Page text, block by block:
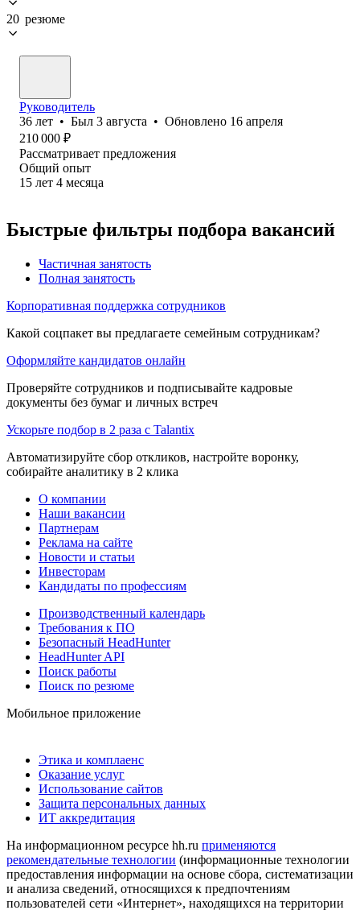
20 резюме
Руководитель
36 лет • Был 3 августа • Обновлено 16 апреля
210 000 ₽
Рассматривает предложения
Общий опыт
15 лет 4 месяца
Быстрые фильтры подбора вакансий
Частичная занятость
Полная занятость
Корпоративная поддержка сотрудников
Какой соцпакет вы предлагаете семейным сотрудникам?
Оформляйте кандидатов онлайн
Проверяйте сотрудников и подписывайте кадровые
документы без бумаг и личных встреч
Ускорьте подбор в 2 раза с Talantix
Автоматизируйте сбор откликов, настройте воронку,
собирайте аналитику в 2 клика
О компании
Наши вакансии
Партнерам
Реклама на сайте
Новости и статьи
Инвесторам
Кандидаты по профессиям
Производственный календарь
Требования к ПО
Безопасный HeadHunter
HeadHunter API
Поиск работы
Поиск по резюме
Мобильное приложение
Этика и комплаенс
Оказание услуг
Использование сайтов
Защита персональных данных
ИТ аккредитация
На информационном ресурсе hh.ru применяются
рекомендательные технологии (информационные технологии
предоставления информации на основе сбора, систематизации
и анализа сведений, относящихся к предпочтениям
пользователей сети «Интернет», находящихся на территории